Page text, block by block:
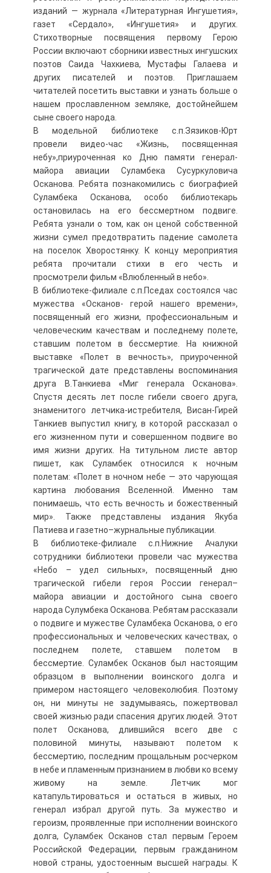
изданий — журнала «Литературная Ингушетия»,
газет «Сердало», «Ингушетия» и других.
Стихотворные посвящения первому Герою
России включают сборники известных ингушских
поэтов Саида Чахкиева, Мустафы Галаева и
других писателей и поэтов. Приглашаем
читателей посетить выставки и узнать больше о
нашем прославленном земляке, достойнейшем
сыне своего народа.
В модельной библиотеке с.п.Зязиков-Юрт
провели видео-час «Жизнь, посвященная
небу»,приуроченная ко Дню памяти генерал-
майора авиации Суламбека Сусуркуловича
Осканова. Ребята познакомились с биографией
Суламбека Осканова, особо библиотекарь
остановилась на его бессмертном подвиге.
Ребята узнали о том, как он ценой собственной
жизни сумел предотвратить падение самолета
на поселок Хворостянку. К концу мероприятия
ребята прочитали стихи в его честь и
просмотрели фильм «Влюбленный в небо».
В библиотеке-филиале с.п.Пседах состоялся час
мужества «Осканов- герой нашего времени»,
посвященный его жизни, профессиональным и
человеческим качествам и последнему полете,
ставшим полетом в бессмертие. На книжной
выставке «Полет в вечность», приуроченной
трагической дате представлены воспоминания
друга В.Танкиева «Миг генерала Осканова».
Спустя десять лет после гибели своего друга,
знаменитого летчика-истребителя, Висан-Гирей
Танкиев выпустил книгу, в которой рассказал о
его жизненном пути и совершенном подвиге во
имя жизни других. На титульном листе автор
пишет, как Суламбек относился к ночным
полетам: «Полет в ночном небе — это чарующая
картина любования Вселенной. Именно там
понимаешь, что есть вечность и божественный
мир». Также представлены издания Якуба
Патиева и газетно–журнальные публикации.
В библиотеке-филиале с.п.Нижние Ачалуки
сотрудники библиотеки провели час мужества
«Небо – удел сильных», посвященный дню
трагической гибели героя России генерал–
майора авиации и достойного сына своего
народа Сулумбека Осканова. Ребятам рассказали
о подвиге и мужестве Суламбека Осканова, о его
профессиональных и человеческих качествах, о
последнем полете, ставшем полетом в
бессмертие. Суламбек Осканов был настоящим
образцом в выполнении воинского долга и
примером настоящего человеколюбия. Поэтому
он, ни минуты не задумываясь, пожертвовал
своей жизнью ради спасения других людей. Этот
полет Осканова, длившийся всего две с
половиной минуты, называют полетом к
бессмертию, последним прощальным росчерком
в небе и пламенным признанием в любви ко всему
живому на земле. Летчик мог
катапультироваться и остаться в живых, но
генерал избрал другой путь. За мужество и
героизм, проявленные при исполнении воинского
долга, Суламбек Осканов стал первым Героем
Российской Федерации, первым гражданином
новой страны, удостоенным высшей награды. К